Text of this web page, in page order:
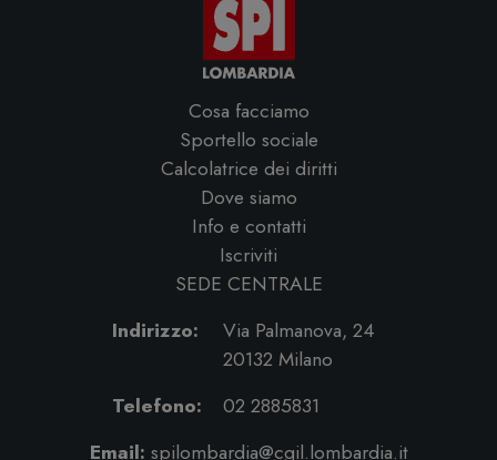
Cosa facciamo
Sportello sociale
Calcolatrice dei diritti
Dove siamo
Info e contatti
Iscriviti
SEDE CENTRALE
Indirizzo:
Via Palmanova, 24
20132 Milano
Telefono:
02 2885831
Email: spilombardia@cgil.lombardia.it